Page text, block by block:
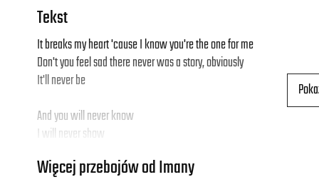
Tekst
It breaks my heart 'cause I know you're the one for me
Don't you feel sad there never was a story, obviously
It'll never be
And you will never know
I will never show
You will never know
Więcej przebojów od Imany